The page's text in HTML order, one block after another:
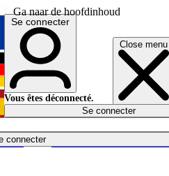
Ga naar de hoofdinhoud
Close menu
connecter
English
Deutsch
Español
Se connecter
Vous êtes déconnecté.
Se connecter